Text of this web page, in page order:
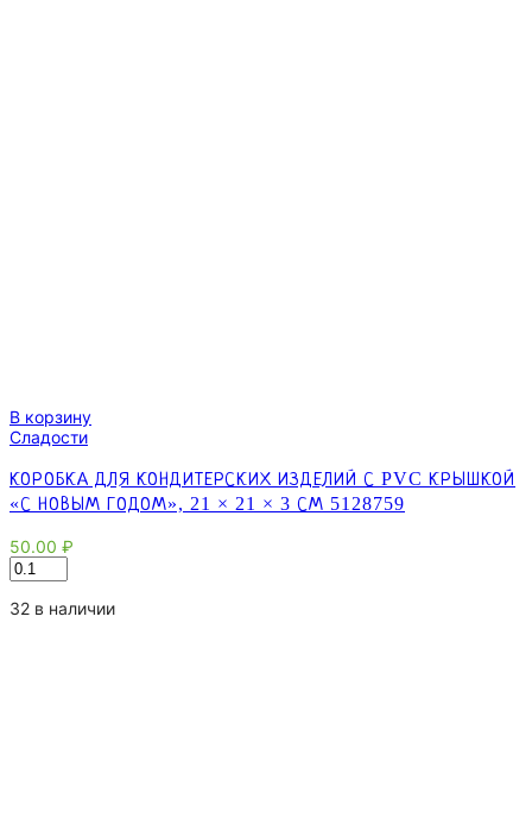
В корзину
Сладости
КОРОБКА ДЛЯ КОНДИТЕРСКИХ ИЗДЕЛИЙ С PVC КРЫШКОЙ
«С НОВЫМ ГОДОМ», 21 × 21 × 3 СМ 5128759
50.00 ₽
Количество
товара
Коробка
32 в наличии